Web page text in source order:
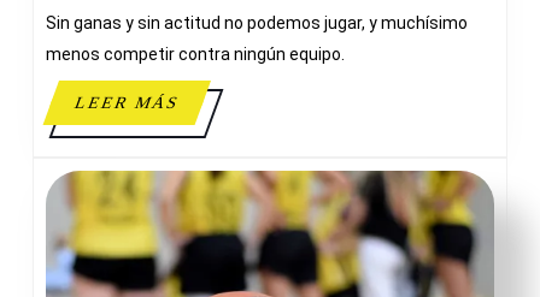
52
EDM
Sin ganas y sin actitud no podemos jugar, y muchísimo
menos competir contra ningún equipo.
LEER MÁSLEER
MÁS